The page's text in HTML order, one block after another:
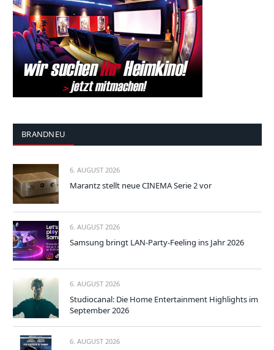
BRANDNEU
6. AUGUST 2026
Marantz stellt neue CINEMA Serie 2 vor
6. AUGUST 2026
Samsung bringt LAN-Party-Feeling ins Jahr 2026
6. AUGUST 2026
Studiocanal: Die Home Entertainment Highlights im
September 2026
6. AUGUST 2026